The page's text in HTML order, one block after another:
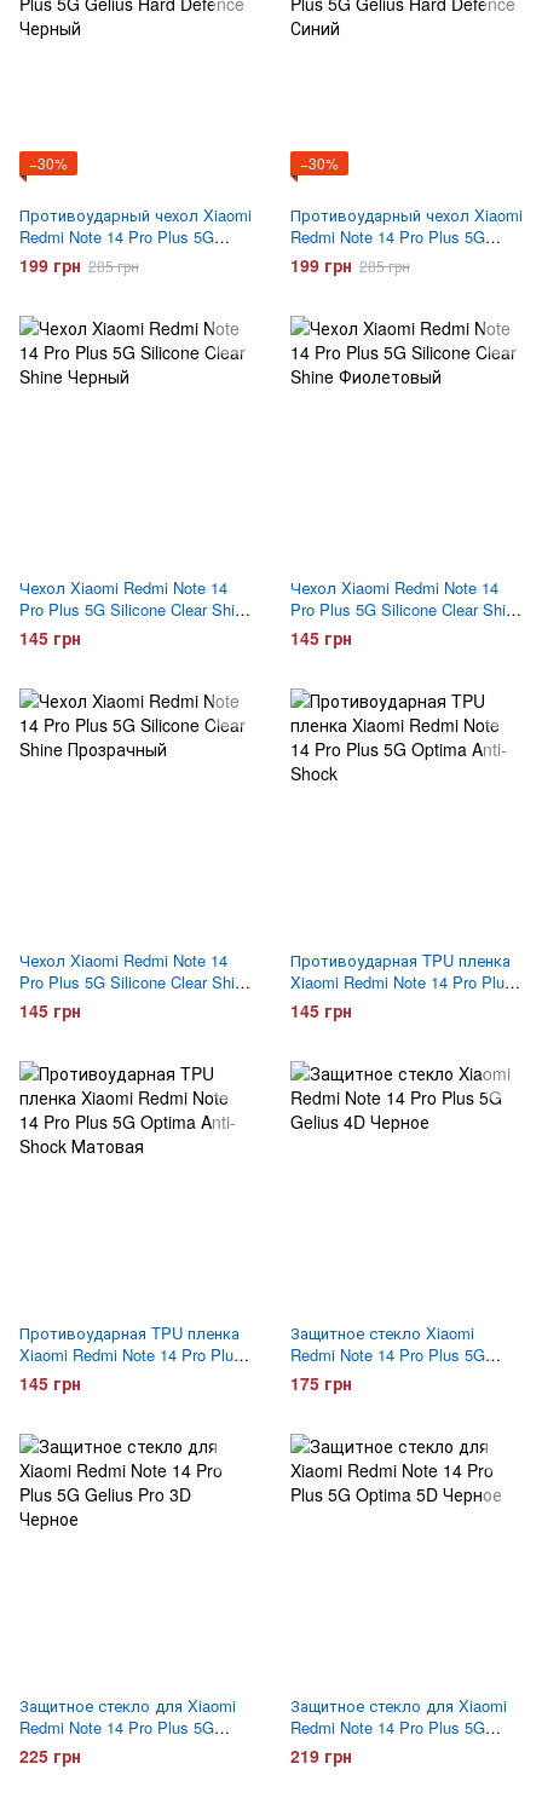
−30%
Противоударный чехол Xiaomi
Redmi Note 14 Pro Plus 5G
Gelius Hard Defence Черный
199 грн 285 грн
−30%
Противоударный чехол Xiaomi
Redmi Note 14 Pro Plus 5G
Gelius Hard Defence Синий
199 грн 285 грн
Чехол Xiaomi Redmi Note 14
Pro Plus 5G Silicone Clear Shine
Черный
145 грн
Чехол Xiaomi Redmi Note 14
Pro Plus 5G Silicone Clear Shine
Фиолетовый
145 грн
Чехол Xiaomi Redmi Note 14
Pro Plus 5G Silicone Clear Shine
Прозрачный
145 грн
Противоударная TPU пленка
Xiaomi Redmi Note 14 Pro Plus
5G Optima Anti-Shock
145 грн
Противоударная TPU пленка
Xiaomi Redmi Note 14 Pro Plus
5G Optima Anti-Shock Матовая
145 грн
Защитное стекло Xiaomi
Redmi Note 14 Pro Plus 5G
Gelius 4D Черное
175 грн
Защитное стекло для Xiaomi
Redmi Note 14 Pro Plus 5G
Gelius Pro 3D Черное
225 грн
Защитное стекло для Xiaomi
Redmi Note 14 Pro Plus 5G
Optima 5D Черное
219 грн